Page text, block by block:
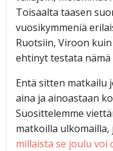
Toisaalta taasen
vuosikymmeniä
Ruotsiin, Viroon
ehtinyt testata nämä
Entä sitten matkailu
aina ja ainoastaan
Suosittelemme
matkoilla
millaista se joulu voi